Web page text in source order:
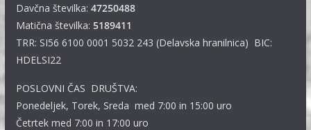
Davčna številka: 47250488
Matična številka: 5189411
TRR: SI56 6100 0001 5032 243 (Delavska hranilnica) BIC:
HDELSI22
POSLOVNI ČAS DRUŠTVA:
Ponedeljek, Torek, Sreda med 7:00 in 15:00 uro
Četrtek med 7:00 in 17:00 uro